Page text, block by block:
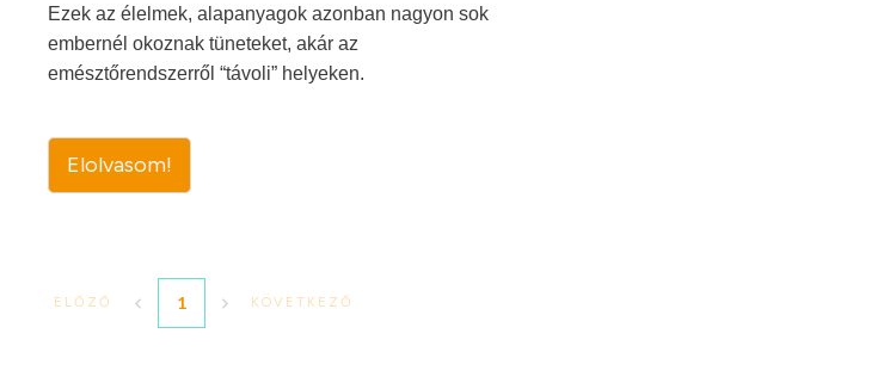
Ezek az élelmek, alapanyagok azonban nagyon sok
embernél okoznak tüneteket, akár az
emésztőrendszerről “távoli” helyeken.
Elolvasom!
ELŐZŐ 1 KÖVETKEZŐ